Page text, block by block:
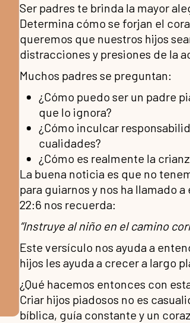
Ser padres te brinda la mayor
Determina cómo se forjan el
queremos que nuestros hijos
distracciones y presiones de la
Muchos padres se preguntan:
¿Cómo puedo ser un padre
que lo ignora?
¿Cómo inculcar
cualidades?
¿Cómo es realmente la
La buena noticia es que no
para guiarnos y nos ha llamado
22:6 nos recuerda:
“Instruye al niño en el camino
Este versículo nos ayuda a
hijos les ayuda a crecer a largo
¿Qué hacemos entonces con
Criar hijos piadosos no es
bíblica, guía constante y un